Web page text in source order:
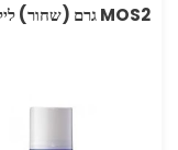
MOS2 גרם (שחור) ליקווי מולי